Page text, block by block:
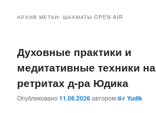
АРХИВ МЕТКИ:ШАХМАТЫ OPEN AIR
Духовные практики и
медитативные техники на
ретритах д-ра Юдика
Опубликовано11.06.2026авторомd-r Yudik